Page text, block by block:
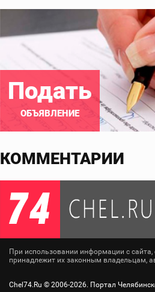
Подать
ОБЪЯВЛЕНИЕ
КОММЕНТАРИИ
При использовании информации с сайта,
принадлежит их законным владельцам,
Chel74.Ru © 2006-2026. Портал